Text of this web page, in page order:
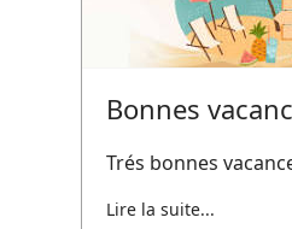
Bonnes
Trés bonnes
Lire la suite...